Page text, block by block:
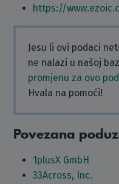
https://
Jesu li ovi podaci
ne nalazi u našoj
promjenu za ovo
Hvala na pomoći!
Povezana
1plusX GmbH
33Across, Inc.